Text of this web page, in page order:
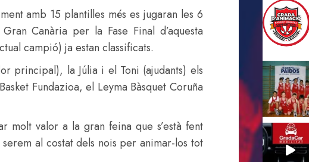
amb 15 plantilles més es jugaran les 6
Canària per la Fase Final d’aquesta
campió) ja estan classificats.
principal), la Júlia i el Toni (ajudants) els
Fundazioa, el Leyma Bàsquet Coruña
molt valor a la gran feina que s’està fent
al costat dels nois per animar-los tot